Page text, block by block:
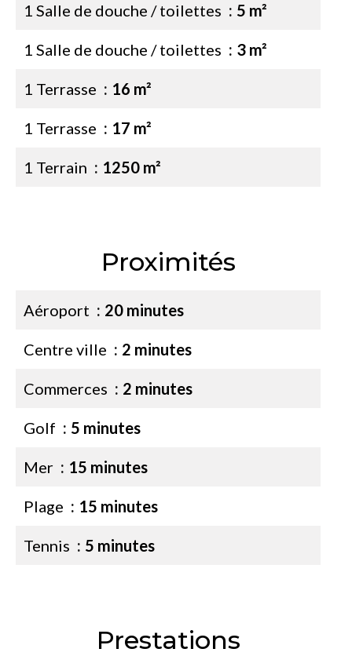
1 Salle de douche / toilettes 5 m²
1 Salle de douche / toilettes 3 m²
1 Terrasse 16 m²
1 Terrasse 17 m²
1 Terrain 1250 m²
Proximités
Aéroport 20 minutes
Centre ville 2 minutes
Commerces 2 minutes
Golf 5 minutes
Mer 15 minutes
Plage 15 minutes
Tennis 5 minutes
Prestations